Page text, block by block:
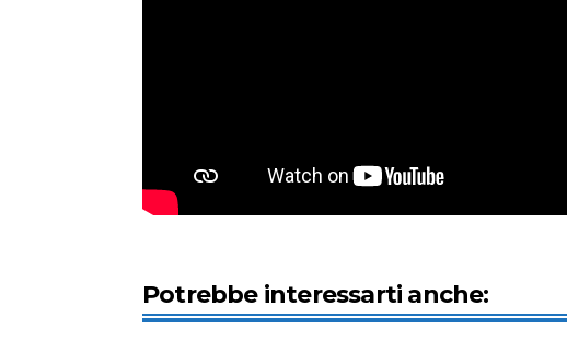
Potrebbe interessarti anche: